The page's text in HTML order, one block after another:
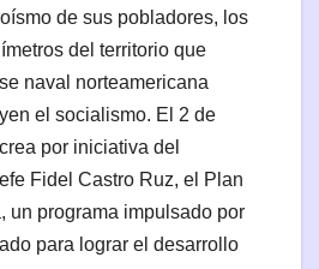
de sus pobladores, los
del territorio que
naval norteamericana
el socialismo. El 2 de
por iniciativa del
Fidel Castro Ruz, el Plan
un programa impulsado por
para lograr el desarrollo